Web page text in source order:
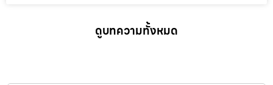
ดูบทความทั้งหมด